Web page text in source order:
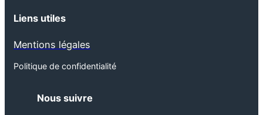
Liens utiles
Mentions légales
Politique de confidentialité
Nous suivre